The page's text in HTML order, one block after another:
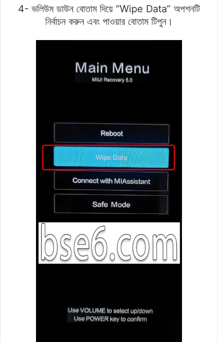
4- ভলিউম ডাউন বোতাম দিয়ে “Wipe Data” অপশনটি
নির্বাচন করুন এবং পাওয়ার বোতাম টিপুন।